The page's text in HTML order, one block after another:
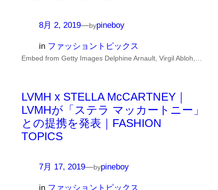
8月 2, 2019—bypineboy
in ファッショントピックス
Embed from Getty Images Delphine Arnault, Virgil Abloh,…
LVMH x STELLA McCARTNEY｜
LVMHが「ステラ マッカートニー」
との提携を発表｜FASHION
TOPICS
7月 17, 2019—bypineboy
in ファッショントピックス